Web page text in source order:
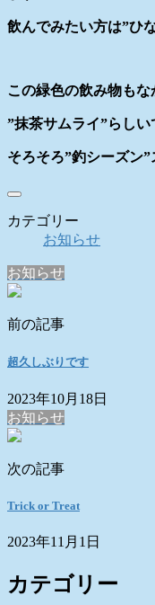
飲んでみたい方は”ひ
この緑色の飲み物も
”抹茶サムライ”らしい
そろそろ”釣シーズン
カテゴリー
お知らせ
お知らせ
前の記事
超久しぶりです
2023年10月18日
お知らせ
次の記事
Trick or Treat
2023年11月1日
カテゴリー